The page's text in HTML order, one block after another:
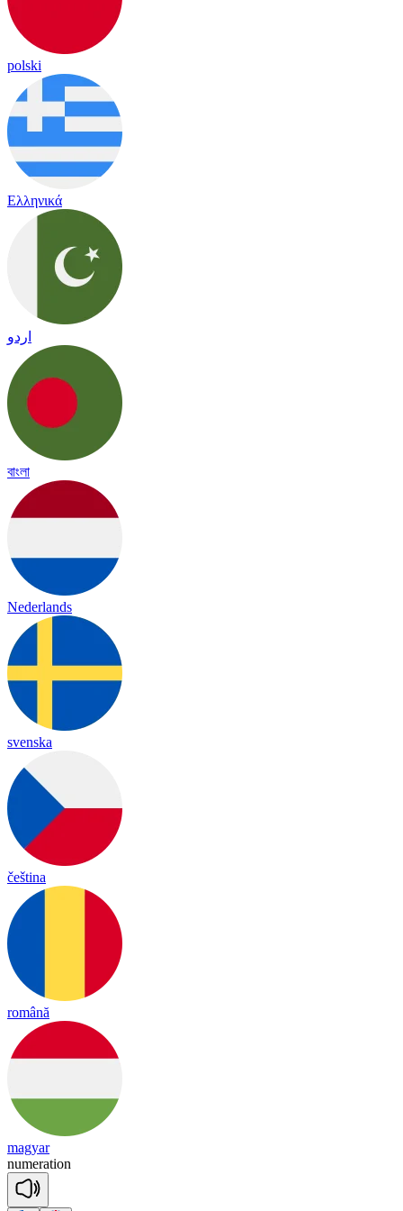
polski
Ελληνικά
اردو
বাংলা
Nederlands
svenska
čeština
română
magyar
numeration